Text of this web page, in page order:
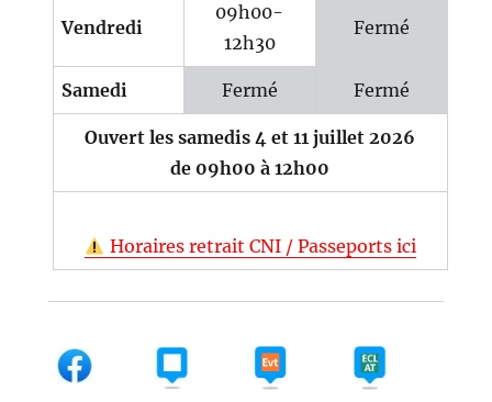
Vendredi
09h00-
12h30
Fermé
Samedi Fermé Fermé
Ouvert les samedis 4 et 11 juillet 2026
de 09h00 à 12h00
Horaires retrait CNI / Passeports ici